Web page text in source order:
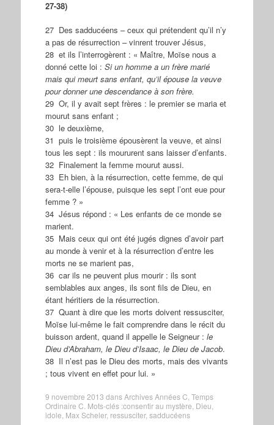
27-38)
27 Des sadducéens – ceux qui prétendent qu’il n’y
a pas de résurrection – vinrent trouver Jésus,
28 et ils l’interrogèrent : « Maître, Moïse nous a
donné cette loi : Si un homme a un frère marié
mais qui meurt sans enfant, qu’il épouse la veuve
pour donner une descendance à son frère.
29 Or, il y avait sept frères : le premier se maria et
mourut sans enfant ;
30 le deuxième,
31 puis le troisième épousèrent la veuve, et ainsi
tous les sept : ils moururent sans laisser d’enfants.
32 Finalement la femme mourut aussi.
33 Eh bien, à la résurrection, cette femme, de qui
sera-t-elle l’épouse, puisque les sept l’ont eue pour
femme ? »
34 Jésus répond : « Les enfants de ce monde se
marient.
35 Mais ceux qui ont été jugés dignes d’avoir part
au monde à venir et à la résurrection d’entre les
morts ne se marient pas,
36 car ils ne peuvent plus mourir : ils sont
semblables aux anges, ils sont fils de Dieu, en
étant héritiers de la résurrection.
37 Quant à dire que les morts doivent ressusciter,
Moïse lui-même le fait comprendre dans le récit du
buisson ardent, quand il appelle le Seigneur : le
Dieu d’Abraham, le Dieu d’Isaac, le Dieu de Jacob.
38 Il n’est pas le Dieu des morts, mais des vivants
; tous vivent en effet pour lui. »
9 novembre 2013 dansArchives Années C Temps
Ordinaire C . Mots-clés :consentir au mystère Dieu
idole Max Scheler, ressusciter, sadducéens